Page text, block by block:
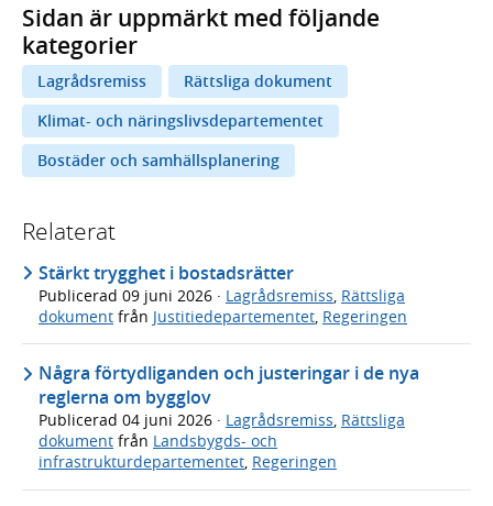
Sidan är uppmärkt med följande
kategorier
Lagrådsremiss
Rättsliga dokument
Klimat- och näringslivsdepartementet
Bostäder och samhällsplanering
Relaterat
Stärkt trygghet i bostadsrätter
Publicerad 09 juni 2026 · Lagrådsremiss Rättsliga
dokument från Justitiedepartementet Regeringen
Några förtydliganden och justeringar i de nya
reglerna om bygglov
Publicerad 04 juni 2026 · Lagrådsremiss, Rättsliga
dokument från Landsbygds- och
infrastrukturdepartementet, Regeringen